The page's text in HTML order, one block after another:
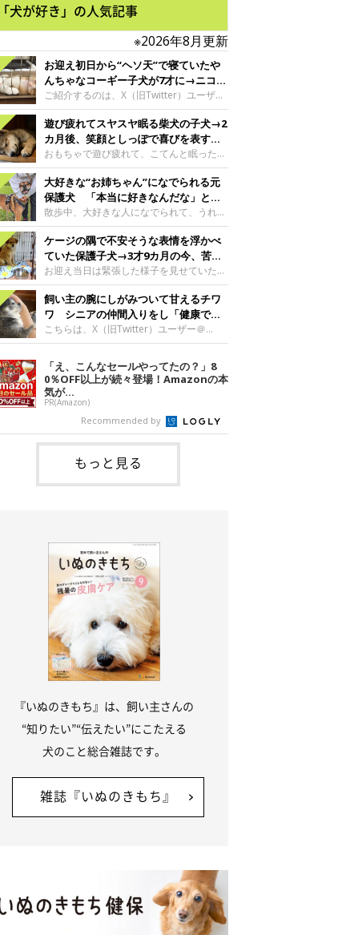
「犬が好き」の人気記事
※2026年8月更新
お迎え初日から“ヘソ天”で寝ていたや
んちゃなコーギー子犬が7才に→ニコニ
コ“コーギースマイル”が魅力のコに成
長！
ご紹介するのは、X（旧Twitter）ユーザー
＠Kus1oKg2vsgdWS2さんの愛犬でウェル
シュ・コーギー・ペンブロークの神楽ちゃ
ん。今年の8月で7才になるという神楽ちゃ
んですが、いったいどんな子犬時代を過ご
したのでしょうか。今回は、神楽ちゃんの
成長を飼い主さんと振り返ります！神楽ち
ゃんの成長について聞いた！お迎えから数
日後の神楽ちゃん（撮影時生後2カ月）＠
Kus1oKg2vsgdWS2――お迎え当初の神楽
ちゃんの様子について教えてください。飼
い主さん： 「お迎え当日から“ヘソ天”で寝
るようなコでし
遊び疲れてスヤスヤ眠る柴犬の子犬→2
カ月後、笑顔としっぽで喜びを表すコ
に成長！
おもちゃで遊び疲れて、こてんと眠った子
犬。あれから2カ月、表情や行動にさまざ
まな変化が見られるようになりました。遊
び疲れて眠る生後2カ月のなっちゃん遊び
疲れた様子のなっちゃん。@Pkndg_紹介
するのは、X（旧Twitter）ユーザー
@Pkndg_さんの愛犬・なっちゃん（取材
時、生後4カ月／柴犬）。こちらの写真
は、なっちゃんが生後2カ月のころに撮影
された一枚です。この日、なっちゃんは家
族と一緒におもちゃで遊んでいました。た
くさん遊んで疲れたのか、その後は眠り始
めたそうです。眠るなっちゃん。
@Pkndg_
大好きな“お姉ちゃん”になでられる元
保護犬 「本当に好きなんだな」と感
じる表情にほっこり
散歩中、大好きな人になでられて、うれし
そうな表情を見せる元保護犬。甘えるよう
な姿に、見ているこちらまでほっこりしま
す。大好きな“お姉ちゃん”に甘える小次郎
くん妹さんになでてもらい、うれしそうな
表情を見せる小次郎くん（2026年6月撮
影）。@mika_Jimmy紹介するのは、X（旧
Twitter）ユーザー@mika_Jimmyさんの愛
犬・小次郎くん（撮影時5才）。こちら
は、飼い主さんの妹さんと一緒に散歩をし
日、飼い主さんは実家から自宅へ帰る途
中、妹さんと公園で待ち合わせ
ケージの隅で不安そうな表情を浮かべ
ていた保護子犬→3才9カ月の今、苦手
を克服し頼もしいコに成長！
お迎え当日は緊張した様子を見せていた元
野犬の保護子犬。あれから約3年半、苦手
だったことを一つひとつ克服し、家族に寄
り添う姿を見せています。お迎え当日、ケ
ージの隅で不安そうにお迎え当日のシルビ
アちゃん。@nemonemotos今回紹介する
@nemonemotosさんの愛犬・シルビアち
ゃん（撮影当時、生後推定2カ月）。飼い
主さんが「#最初に撮った一枚」として投
稿した写真には、ケージの隅で不安そうな
表情を浮かべるシルビアちゃんの姿が写っ
ていました。こちらは、保護犬だったシル
飼い主の腕にしがみついて甘えるチワ
ワ シニアの仲間入りをし「健康で穏
やかな暮らしが続いてほしい」と願う
こちらは、X（旧Twitter）ユーザー＠
kotubusuke617さんが投稿した写真。写
っているのは、愛犬でチワワのつぶしゃん
（本名：こつぶちゃん）です。飼い主さん
の腕にしがみつくつぶしゃん（撮影時6
才）＠kotubusuke617撮影当時の状況に
ついて伺うと、飼い主さんはこう教えてく
れました。飼い主さん： 「ある休日のこ
とです。私がソファに座った途端にひざの
上にのってきたので、そのままなでながら
テレビを見ていたのですが、微動だにしな
いので気になって見てみると、腕にしがみ
「え、こんなセールやってたの？」8
0％OFF以上が続々登場！Amazonの本
気が...
PR(Amazon)
Recommended by
もっと見る
『いぬのきもち』は、飼い主さんの
“知りたい”“伝えたい”にこたえる
犬のこと総合雑誌です。
雑誌『いぬのきもち』